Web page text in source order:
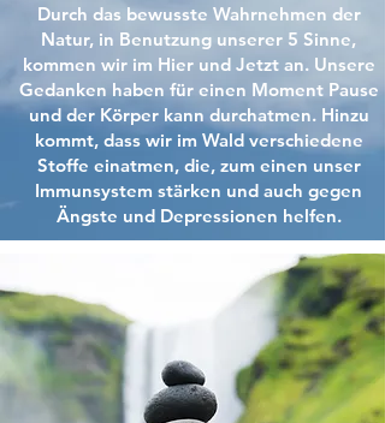
Durch das bewusste Wahrnehmen der
Natur, in Benutzung unserer 5 Sinne,
kommen wir im Hier und Jetzt an. Unsere
Gedanken haben für einen Moment Pause
und der Körper kann durchatmen. Hinzu
kommt, dass wir im Wald verschiedene
Stoffe einatmen, die, zum einen unser
Immunsystem stärken und auch gegen
Ängste und Depressionen helfen.